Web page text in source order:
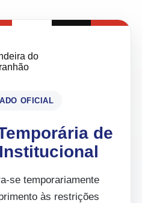
OFICIAL
de
se temporariamente
às restrições